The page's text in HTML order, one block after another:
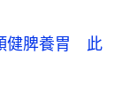
健脾養胃 此